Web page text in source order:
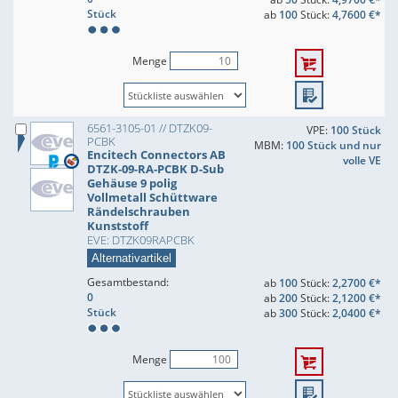
Stück
ab 100Stück:4,7600 €*
Menge
6561-3105-01 // DTZK09-
PCBK
Encitech Connectors AB
DTZK-09-RA-PCBK D-Sub
Gehäuse 9 polig
Vollmetall Schüttware
Rändelschrauben
Kunststoff
EVE: DTZK09RAPCBK
Alternativartikel
VPE: 100 Stück
MBM: 100 Stück und nur
volle VE
Gesamtbestand:
0
Stück
ab 100Stück:2,2700 €*
ab200Stück:2,1200 €*
ab300Stück:2,0400 €*
Menge